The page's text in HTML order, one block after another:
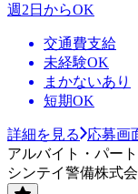
週2日からOK
交通費支給
未経験OK
まかないあり
短期OK
詳細を見る
応募画
アルバイト・パート
シンテイ警備株式